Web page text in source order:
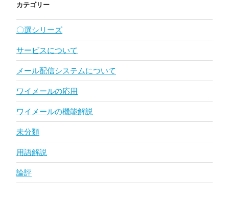
カテゴリー
〇選シリーズ
サービスについて
メール配信システムについて
ワイメールの応用
ワイメールの機能解説
未分類
用語解説
論評